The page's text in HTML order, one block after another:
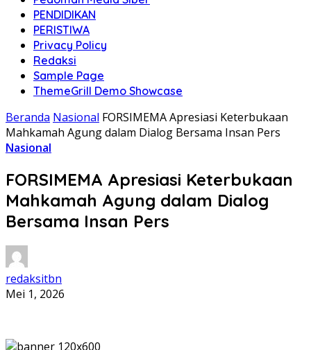
PENDIDIKAN
PERISTIWA
Privacy Policy
Redaksi
Sample Page
ThemeGrill Demo Showcase
Beranda Nasional FORSIMEMA Apresiasi Keterbukaan
Mahkamah Agung dalam Dialog Bersama Insan Pers
Nasional
FORSIMEMA Apresiasi Keterbukaan
Mahkamah Agung dalam Dialog
Bersama Insan Pers
redaksitbn
Mei 1, 2026